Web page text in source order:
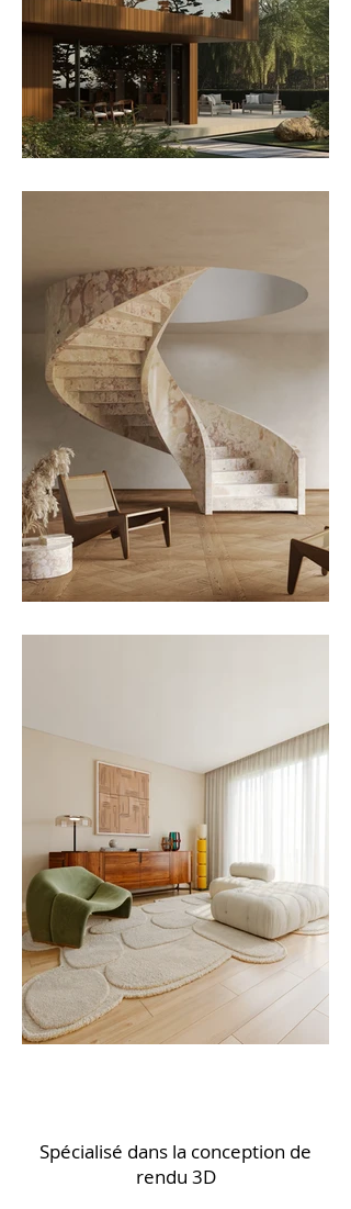
Spécialisé dans la conception de
rendu 3D